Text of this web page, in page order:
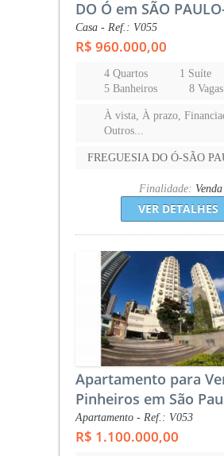
DO Ó em SÃO
Casa - Ref.: V055
R$ 960.000,00
4 Quartos
1 Suíte
5 Banheiros
8 Vagas
À vista, À prazo,
Outros...
FREGUESIA DO Ó-SÃO
Finalidade: Venda
VER DETALHES
Apartamento para
Pinheiros em São
Apartamento - Ref.: V053
R$ 1.100.000,00